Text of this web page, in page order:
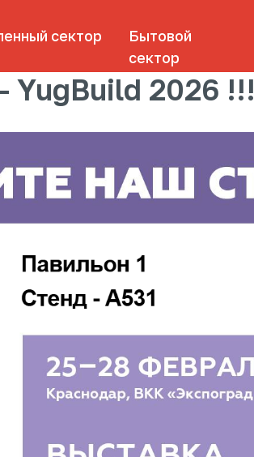
Бытовой
YugBuild 2026 !!!